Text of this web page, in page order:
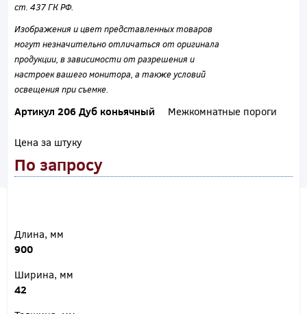
ст. 437 ГК РФ.
Изображения и цвет представленных товаров
могут незначительно отличаться от оригинала
продукции, в зависимости от разрешения и
настроек вашего монитора, а также условий
освещения при съемке.
Артикул 206 Дуб коньячный Межкомнатные пороги
Цена за штуку
По запросу
Длина, мм
900
Ширина, мм
42